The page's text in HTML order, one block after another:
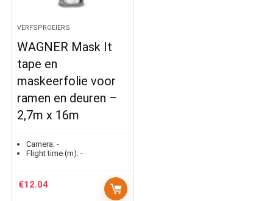
VERFSPROEIERS
WAGNER Mask It
tape en
maskeerfolie voor
ramen en deuren –
2,7m x 16m
Camera: -
Flight time (m): -
€12.04